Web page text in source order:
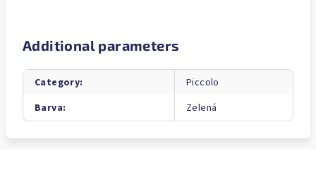
Additional parameters
Category:
Piccolo
Barva: Zelená